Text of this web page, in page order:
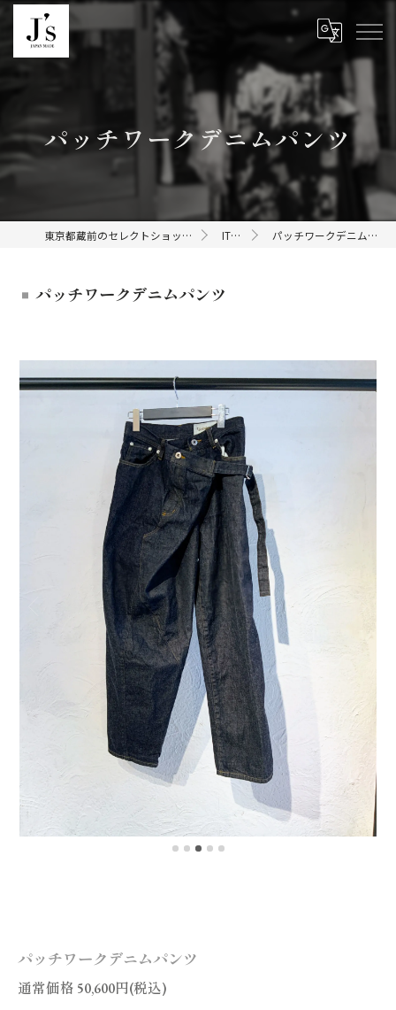
パッチワークデニムパンツ
東京都蔵前のセレクトショップならJ's ITEMS パッチワークデニムパンツ
パッチワークデニムパンツ
パッチワークデニムパンツ
通常価格 50,600円(税込)